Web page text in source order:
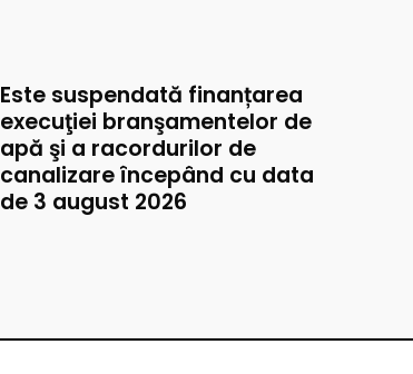
Este suspendată finanțarea
execuţiei branşamentelor de
apă şi a racordurilor de
canalizare începând cu data
de 3 august 2026